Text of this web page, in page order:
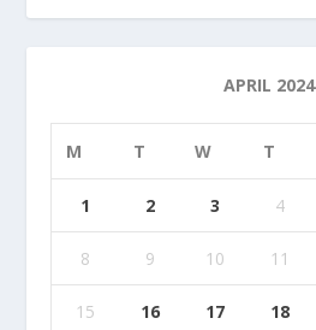
APRIL 2024
M T W T
1 2 3 4
8 9 10 11
15 16 17 18